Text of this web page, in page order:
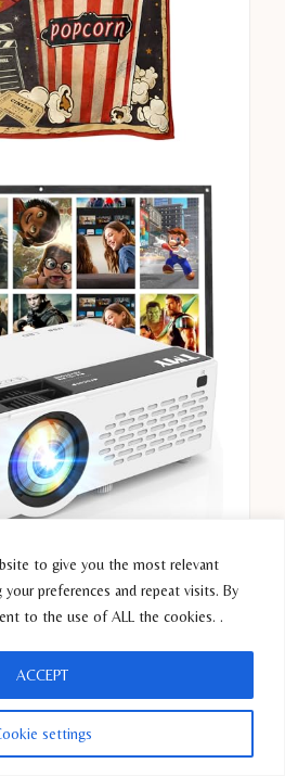
to give you the most relevant
preferences and repeat visits. By
to the use of ALL the cookies. .
settings
ACCEPT